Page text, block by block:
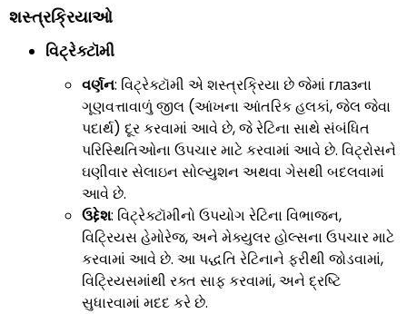
શસ્ત્રક્રિયાઓ
વિટ્રેક્ટૉમી
વર્ણન: વિટ્રેક્ટૉમી એ શસ્ત્રક્રિયા છે જેમાં глазના
ગૂણવત્તાવાળું જીલ (આંખના આંતરિક હલકાં, જેલ જેવા
પદાર્થ) દૂર કરવામાં આવે છે, જે રેટિના સાથે સંબંધિત
પરિસ્થિતિઓના ઉપચાર માટે કરવામાં આવે છે. વિટ્રોસને
ઘણીવાર સેલાઇન સોલ્યુશન અથવા ગેસથી બદલવામાં
આવે છે.
ઉદ્દેશ: વિટ્રેક્ટૉમીનો ઉપયોગ રેટિના વિભાજન,
વિટ્રિયસ હેમોરેજ, અને મેક્યુલર હોલ્સના ઉપચાર માટે
કરવામાં આવે છે. આ પદ્ધતિ રેટિનાને ફરીથી જોડવામાં,
વિટ્રિયસમાંથી રક્ત સાફ કરવામાં, અને દ્રષ્ટિ
સુધારવામાં મદદ કરે છે.